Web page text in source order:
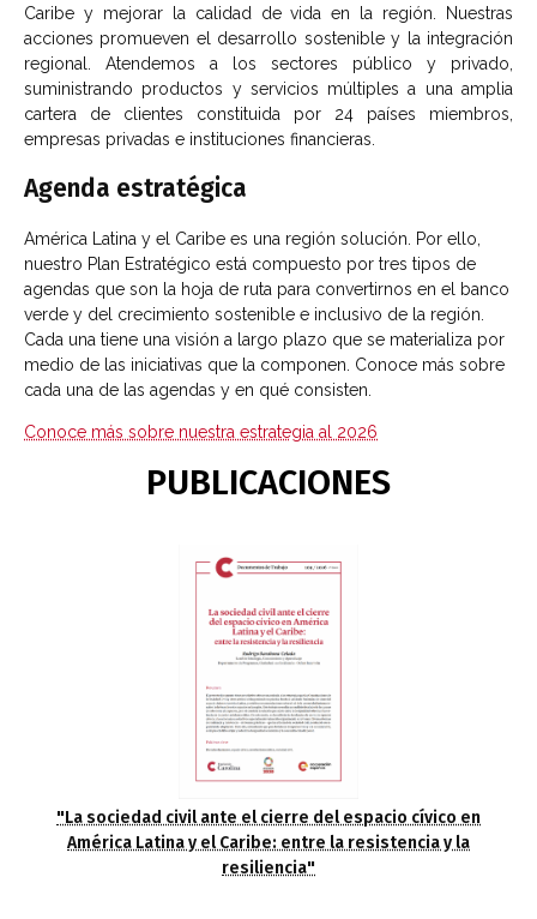
Caribe y mejorar la calidad de vida en la región. Nuestras
acciones promueven el desarrollo sostenible y la integración
regional. Atendemos a los sectores público y privado,
suministrando productos y servicios múltiples a una amplia
cartera de clientes constituida por 24 países miembros,
empresas privadas e instituciones financieras.
Agenda estratégica
América Latina y el Caribe es una región solución. Por ello,
nuestro Plan Estratégico está compuesto por tres tipos de
agendas que son la hoja de ruta para convertirnos en el banco
verde y del crecimiento sostenible e inclusivo de la región.
Cada una tiene una visión a largo plazo que se materializa por
medio de las iniciativas que la componen. Conoce más sobre
cada una de las agendas y en qué consisten.
Conoce más sobre nuestra estrategia al 2026
PUBLICACIONES
"La sociedad civil ante el cierre del espacio cívico en
América Latina y el Caribe: entre la resistencia y la
resiliencia"